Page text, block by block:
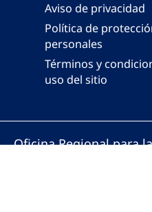
Aviso de privacidad
Política de
personales
Términos y
uso del sitio
Oficina Regional para